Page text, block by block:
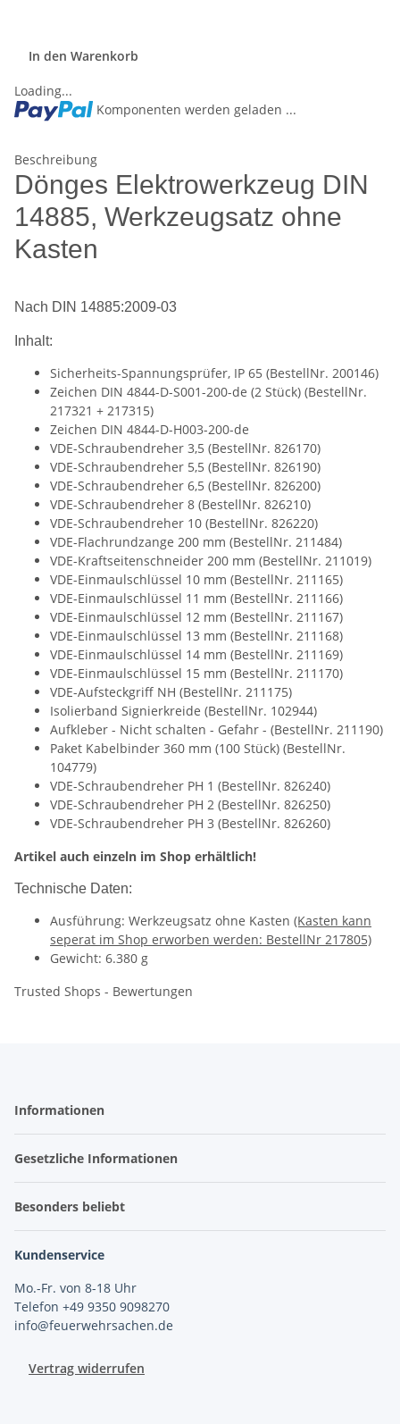
In den Warenkorb
Loading...
Komponenten werden geladen ...
Beschreibung
Dönges Elektrowerkzeug DIN
14885, Werkzeugsatz ohne
Kasten
Nach DIN 14885:2009-03
Inhalt:
Sicherheits-Spannungsprüfer, IP 65 (BestellNr. 200146)
Zeichen DIN 4844-D-S001-200-de (2 Stück) (BestellNr.
217321 + 217315)
Zeichen DIN 4844-D-H003-200-de
VDE-Schraubendreher 3,5 (BestellNr. 826170)
VDE-Schraubendreher 5,5 (BestellNr. 826190)
VDE-Schraubendreher 6,5 (BestellNr. 826200)
VDE-Schraubendreher 8 (BestellNr. 826210)
VDE-Schraubendreher 10 (BestellNr. 826220)
VDE-Flachrundzange 200 mm (BestellNr. 211484)
VDE-Kraftseitenschneider 200 mm (BestellNr. 211019)
VDE-Einmaulschlüssel 10 mm (BestellNr. 211165)
VDE-Einmaulschlüssel 11 mm (BestellNr. 211166)
VDE-Einmaulschlüssel 12 mm (BestellNr. 211167)
VDE-Einmaulschlüssel 13 mm (BestellNr. 211168)
VDE-Einmaulschlüssel 14 mm (BestellNr. 211169)
VDE-Einmaulschlüssel 15 mm (BestellNr. 211170)
VDE-Aufsteckgriff NH (BestellNr. 211175)
Isolierband Signierkreide (BestellNr. 102944)
Aufkleber - Nicht schalten - Gefahr - (BestellNr. 211190)
Paket Kabelbinder 360 mm (100 Stück) (BestellNr.
104779)
VDE-Schraubendreher PH 1 (BestellNr. 826240)
VDE-Schraubendreher PH 2 (BestellNr. 826250)
VDE-Schraubendreher PH 3 (BestellNr. 826260)
Artikel auch einzeln im Shop erhältlich!
Technische Daten:
Ausführung: Werkzeugsatz ohne Kasten (Kasten kann
seperat im Shop erworben werden: BestellNr 217805)
Gewicht: 6.380 g
Trusted Shops - Bewertungen
Informationen
Gesetzliche Informationen
Besonders beliebt
Kundenservice
Mo.-Fr. von 8-18 Uhr
Telefon +49 9350 9098270
info@feuerwehrsachen.de
Vertrag widerrufen